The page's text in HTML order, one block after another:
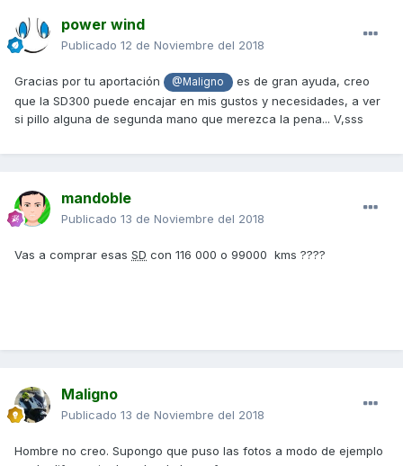
power wind
Publicado 12 de Noviembre del 2018
Gracias por tu aportación @Maligno
es de gran ayuda, creo
que la SD300 puede encajar en mis gustos y necesidades, a ver
si pillo alguna de segunda mano que merezca la pena... V,sss
mandoble
Publicado 13 de Noviembre del 2018
Vas a comprar esas SD con 116 000 o 99000 kms ????
Maligno
Publicado 13 de Noviembre del 2018
Hombre no creo. Supongo que puso las fotos a modo de ejemplo